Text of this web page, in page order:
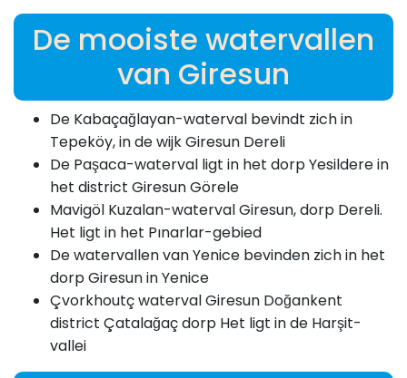
De mooiste watervallen
van Giresun
De Kabaçağlayan-waterval bevindt zich in
Tepeköy, in de wijk Giresun Dereli
De Paşaca-waterval ligt in het dorp Yesildere in
het district Giresun Görele
Mavigöl Kuzalan-waterval Giresun, dorp Dereli.
Het ligt in het Pınarlar-gebied
De watervallen van Yenice bevinden zich in het
dorp Giresun in Yenice
Çvorkhoutç waterval Giresun Doğankent
district Çatalağaç dorp Het ligt in de Harşit-
vallei